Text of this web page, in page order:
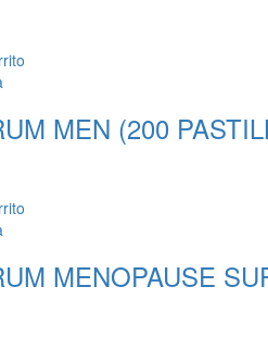
MEN (200
MENOPAUSE